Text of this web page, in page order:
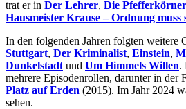
trat er in Der Lehrer, Die Pfefferkörner
Hausmeister Krause – Ordnung muss
In den folgenden Jahren folgten weitere
Stuttgart, Der Kriminalist, Einstein,
Dunkelstadt und Um Himmels Willen.
mehrere Episodenrollen, darunter in der
Platz auf Erden (2015). Im Jahr 2024
sehen.